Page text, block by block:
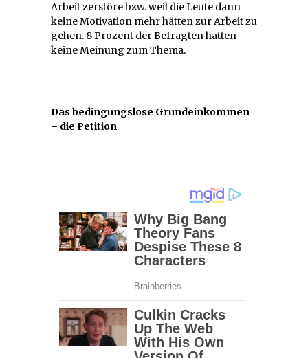
Arbeit zerstöre bzw. weil die Leute dann
keine Motivation mehr hätten zur Arbeit zu
gehen. 8 Prozent der Befragten hatten
keine Meinung zum Thema.
Das bedingungslose Grundeinkommen
– die Petition